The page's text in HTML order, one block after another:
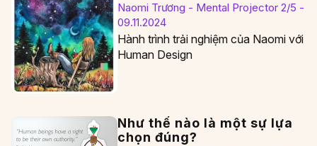
Naomi Trương - Mental Projector 2/5 -
09.11.2024
Hành trình trải nghiệm của Naomi với
Human Design
Như thế nào là một sự lựa
chọn đúng?